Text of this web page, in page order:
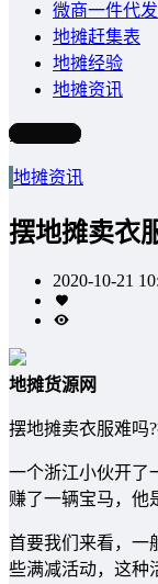
微商一件代发
地摊赶集表
地摊经验
地摊资讯
写文章
地摊资讯
摆地摊卖衣
2020-10-21
地摊货源网
摆地摊卖衣服难吗
一个浙江小伙开了
赚了一辆宝马，他
首要我们来看，一
些满减活动，这种